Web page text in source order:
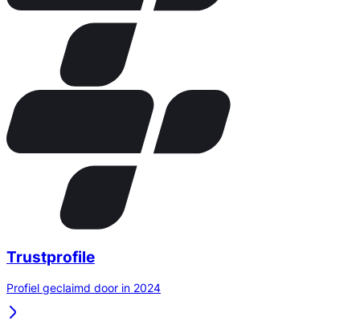
Trustprofile
Profiel geclaimd door in 2024